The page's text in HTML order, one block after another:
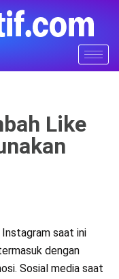
Like
saat ini
dengan
Sosial media saat